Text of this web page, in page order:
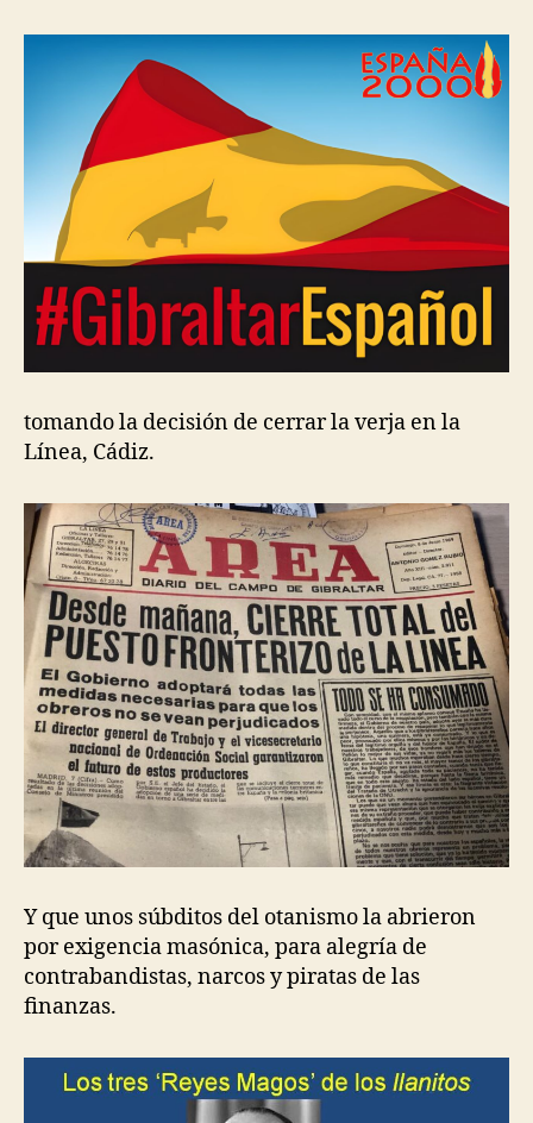
tomando la decisión de cerrar la verja en la
Línea, Cádiz.
Y que unos súbditos del otanismo la abrieron
por exigencia masónica, para alegría de
contrabandistas, narcos y piratas de las
finanzas.